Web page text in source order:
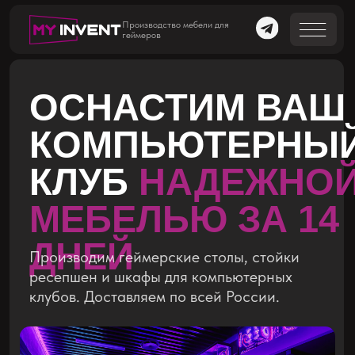
Производство мебели для
геймеров
ОСНАСТИМ ВАШ
КОМПЬЮТЕРНЫЙ
КЛУБ НАДЕЖНОЙ
МЕБЕЛЬЮ ЗА 14
ДНЕЙ
Производим геймерские столы, стойки
ресепшен и шкафы для компьютерных
клубов. Доставляем по всей России.
01
Каркас из стальной трубы
с порошковой окраской